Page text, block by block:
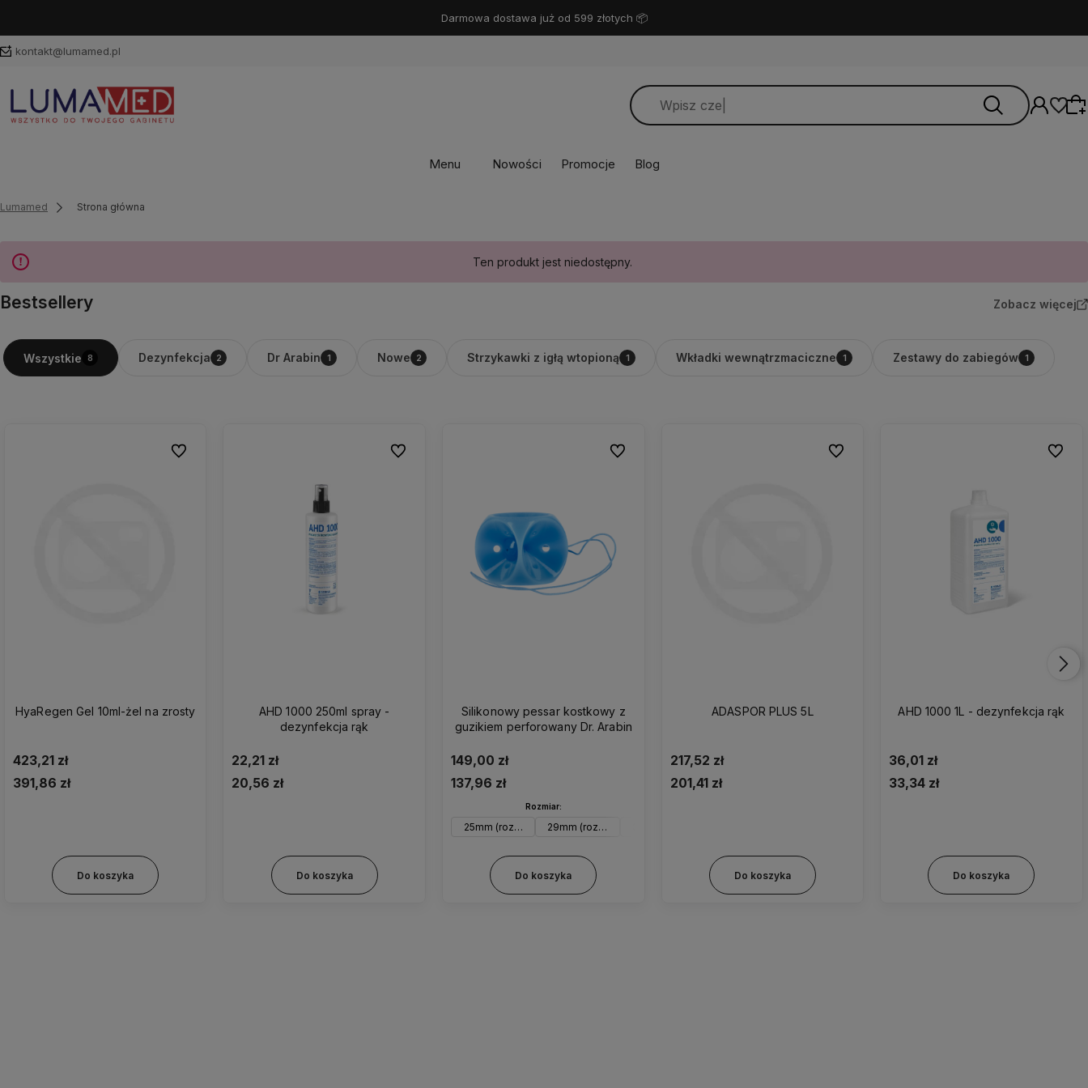
Miło Cię widzieć! ❤️
kontakt@lumamed.pl
Menu Nowości Promocje Blog
Lumamed Strona główna
Ten produkt jest niedostępny.
Bestsellery Zobacz więcej
Wszystkie 8 Dezynfekcja 2 Dr Arabin 1 Nowe 2 Strzykawki z igłą wtopioną 1 Wkładki wewnątrzmaciczne 1 Zestawy do zabiegów 1
HyaRegen Gel 10ml-żel na zrosty
423,21 zł
391,86 zł
Do koszyka
Do ulubionych
AHD 1000 250ml spray -
dezynfekcja rąk
22,21 zł
20,56 zł
Do koszyka
Do ulubionych
Silikonowy pessar kostkowy z
guzikiem perforowany Dr. Arabin
149,00 zł
137,96 zł
Do koszyka
Rozmiar:
25mm (rozm. 0) 29mm (rozm. 1)
Do ulubionych
ADASPOR PLUS 5L
217,52 zł
201,41 zł
Do koszyka
Do ulubionych
AHD 1000 1L - dezynfekcja rąk
36,01 zł
33,34 zł
Do koszyka
Do